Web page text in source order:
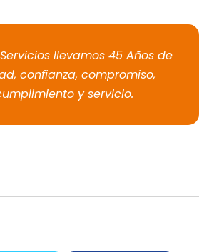
llevamos 45 Años de
confianza, compromiso,
y servicio.